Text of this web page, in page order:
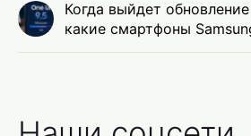
Когда выйдет
какие смартфоны